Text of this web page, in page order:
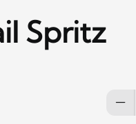
Spritz